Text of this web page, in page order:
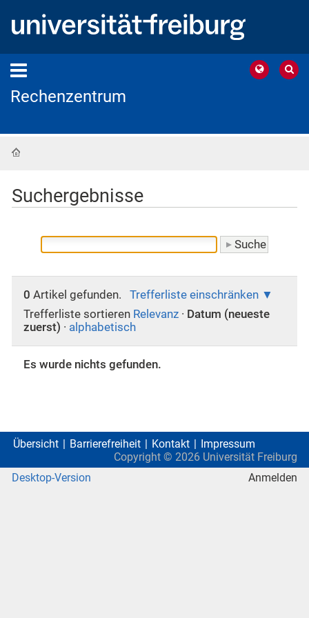
Rechenzentrum
Suchergebnisse
0 Artikel gefunden.
Trefferliste einschränken
Trefferliste sortieren Relevanz · Datum (neueste
zuerst) · alphabetisch
Es wurde nichts gefunden.
Übersicht Barrierefreiheit Kontakt
Impressum
Copyright © 2026 Universität Freiburg
Desktop-Version
Anmelden